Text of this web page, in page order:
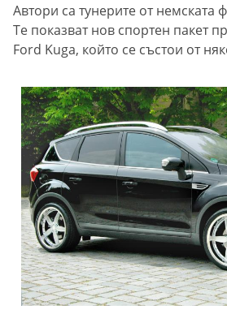
Автори са тунерите от немската
Те показват нов спортен пакет
Ford Kuga, който се състои от